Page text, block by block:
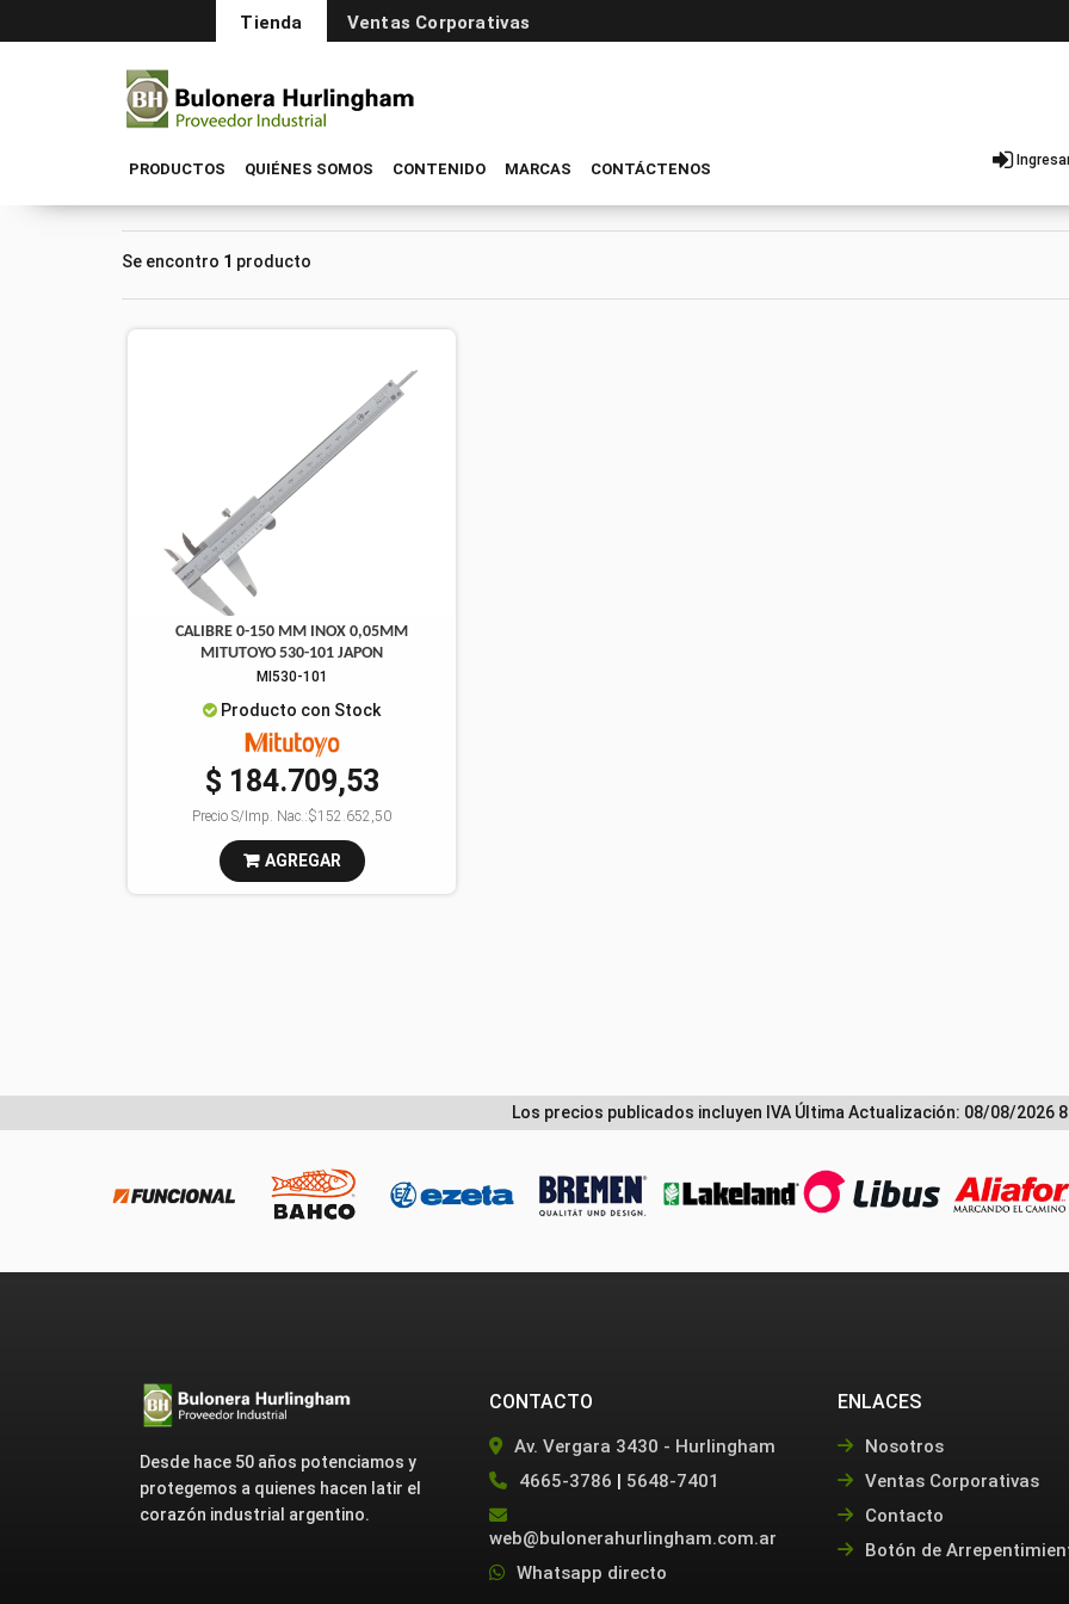
Tienda Ventas Corporativas
PRODUCTOS QUIÉNES SOMOS CONTENIDO MARCAS CONTÁCTENOS
Se encontro 1 producto
CALIBRE 0-150 MM INOX 0,05MM
MITUTOYO 530-101 JAPON
MI530-101
Producto con Stock
$ 184.709,53
Precio S/Imp. Nac.:$152.652,50
AGREGAR
Los precios publicados incluyen IVA Última Actualización: 08/08/2026
Desde hace 50 años potenciamos y
protegemos a quienes hacen latir el
corazón industrial argentino.
CONTACTO
Av. Vergara 3430 - Hurlingham
4665-3786 | 5648-7401
web@bulonerahurlingham.com.ar
Whatsapp directo
ENLACES
Nosotros
Ventas Corporativas
Contacto
Botón de